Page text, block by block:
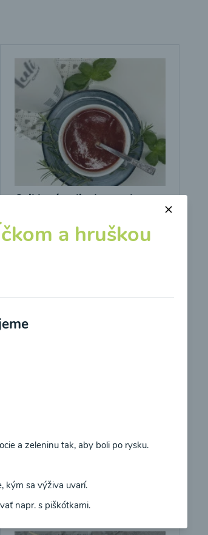
Cviklová polievka s cuketou
Hokaido polievka
00:17
a hruškou
a zeleninu tak, aby boli po rysku.
kým sa výživa uvarí.
napr. s piškótkami.
si prečítal(a)